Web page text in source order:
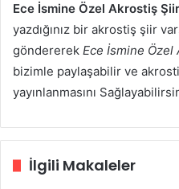
Ece İsmine Özel Akrostiş Şiir
yazdığınız bir akrostiş şiir
göndererek Ece İsmine
bizimle paylaşabilir ve
yayınlanmasını
İlgili Makaleler